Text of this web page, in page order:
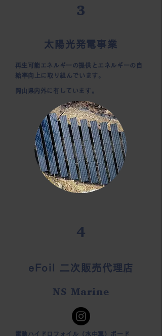
3
太陽光発電事業
​再生可能エネルギーの提供とエネルギーの自
給率向上に取り組んでいます。
​岡山県内外に有しています。
4
eFoil 二次販売代理店
NS Marine
​電動ハイドロフォイル（水中翼）ボード